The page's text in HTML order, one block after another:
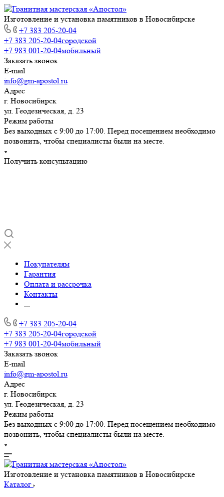
Изготовление и установка памятников в Новосибирске
+7 383 205-20-04
+7 383 205-20-04городской
+7 983 001-20-04мобильный
Заказать звонок
E-mail
info@gm-apostol.ru
Адрес
г. Новосибирск
ул. Геодезическая, д. 23
Режим работы
Без выходных с 9:00 до 17:00. Перед посещением необходимо
позвонить, чтобы специалисты были на месте.
Получить консультацию
Покупателям
Гарантия
Оплата и рассрочка
Контакты
...
+7 383 205-20-04
+7 383 205-20-04городской
+7 983 001-20-04мобильный
Заказать звонок
E-mail
info@gm-apostol.ru
Адрес
г. Новосибирск
ул. Геодезическая, д. 23
Режим работы
Без выходных с 9:00 до 17:00. Перед посещением необходимо
позвонить, чтобы специалисты были на месте.
Изготовление и установка памятников в Новосибирске
Каталог